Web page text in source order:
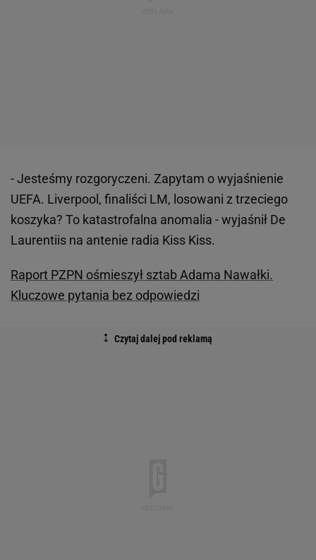
- Jesteśmy rozgoryczeni. Zapytam o wyjaśnienie
UEFA. Liverpool, finaliści LM, losowani z trzeciego
koszyka? To katastrofalna anomalia - wyjaśnił De
Laurentiis na antenie radia Kiss Kiss.
Raport PZPN ośmieszył sztab Adama Nawałki.
Kluczowe pytania bez odpowiedzi